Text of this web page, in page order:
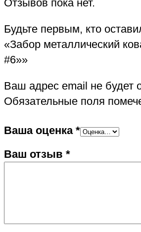
Отзывов пока нет.
Будьте первым, кто
«Забор металлический
#6»»
Ваш адрес email не будет
Обязательные поля
Ваша оценка *
Ваш отзыв *